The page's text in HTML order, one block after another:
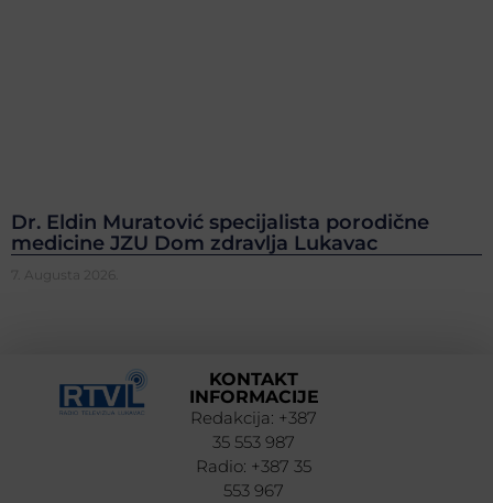
Dr. Eldin Muratović specijalista porodične
medicine JZU Dom zdravlja Lukavac
7. Augusta 2026.
KONTAKT
INFORMACIJE
Redakcija: +387
35 553 987
Radio: +387 35
553 967